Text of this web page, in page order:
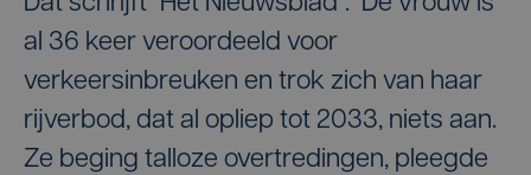
al 36 keer veroordeeld voor
verkeersinbreuken en trok zich van haar
rijverbod, dat al opliep tot 2033, niets aan.
Ze beging talloze overtredingen, pleegde